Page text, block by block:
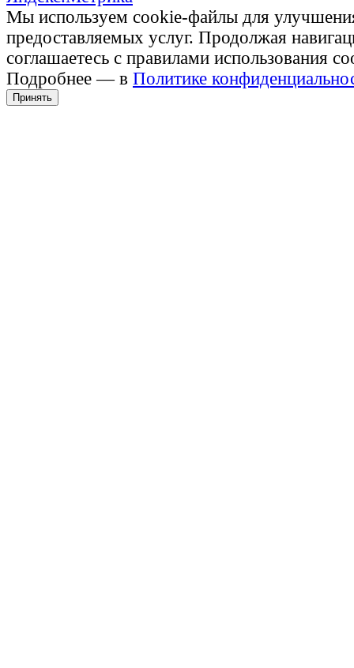
Мы используем cookie-файлы для
предоставляемых услуг. Продолжая
соглашаетесь с правилами использования
Подробнее — в Политике
Принять